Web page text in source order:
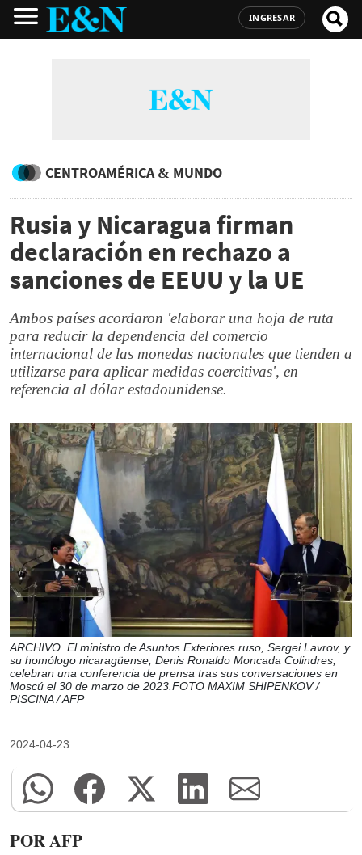
INGRESAR
CENTROAMÉRICA & MUNDO
Rusia y Nicaragua firman
declaración en rechazo a
sanciones de EEUU y la UE
Ambos países acordaron 'elaborar una hoja de ruta
para reducir la dependencia del comercio
internacional de las monedas nacionales que tienden a
utilizarse para aplicar medidas coercitivas', en
referencia al dólar estadounidense.
ARCHIVO. El ministro de Asuntos Exteriores ruso, Sergei Lavrov, y
su homólogo nicaragüense, Denis Ronaldo Moncada Colindres,
celebran una conferencia de prensa tras sus conversaciones en
Moscú el 30 de marzo de 2023.FOTO MAXIM SHIPENKOV /
PISCINA / AFP
2024-04-23
POR AFP